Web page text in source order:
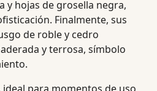
y hojas de grosella negra,
Finalmente, sus
de roble y cedro
y terrosa, símbolo